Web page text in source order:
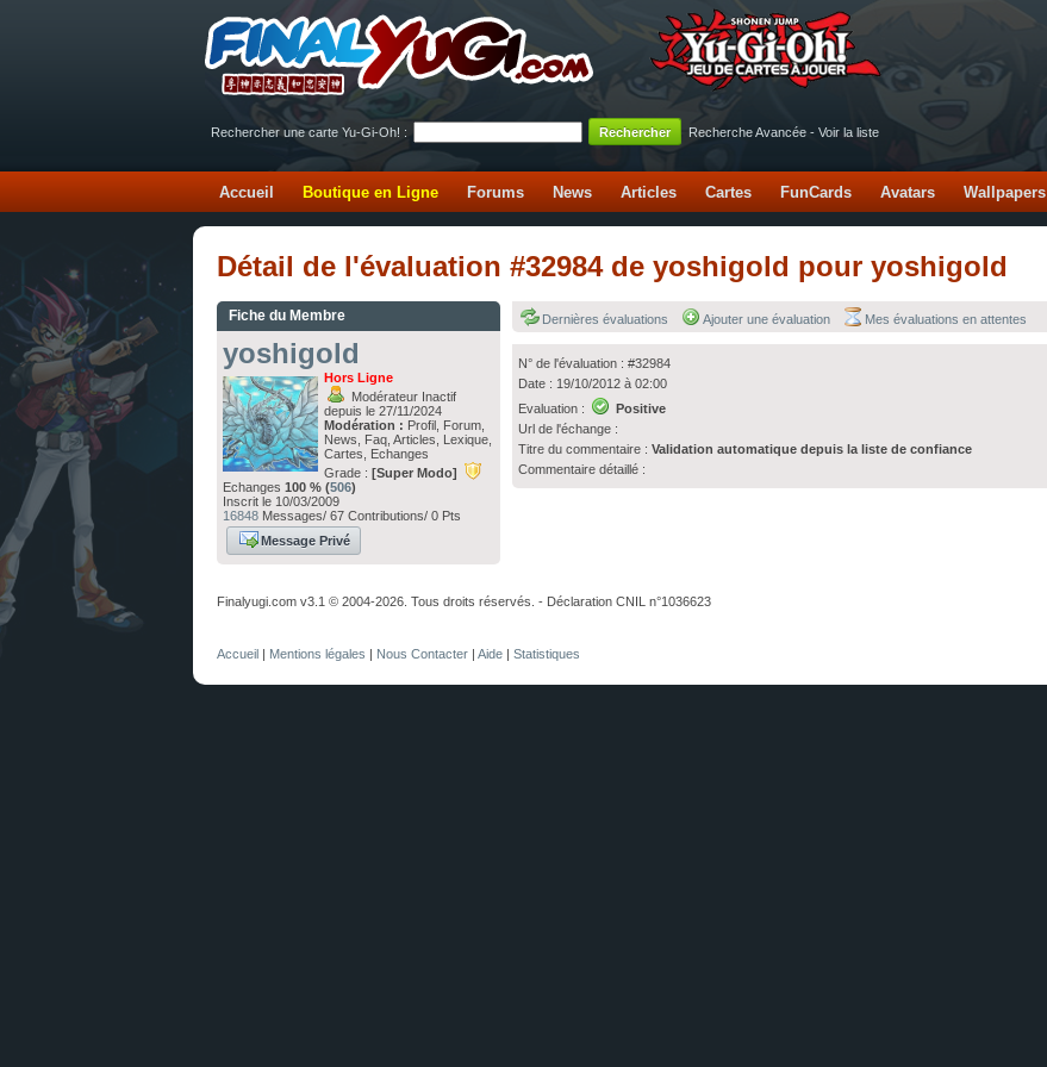
Rechercher une carte Yu-Gi-Oh! :
Recherche Avancée - Voir la liste
Accueil Boutique en Ligne Forums News Articles Cartes FunCards Avatars Wallpapers
Détail de l'évaluation #32984 de yoshigold pour yoshigold
Fiche du Membre
yoshigold
Hors Ligne
Modérateur Inactif
depuis le 27/11/2024
Modération : Profil, Forum,
News, Faq, Articles, Lexique,
Cartes, Echanges
Grade : [Super Modo]
Echanges 100 % (506)
Inscrit le 10/03/2009
16848 Messages/ 67 Contributions/ 0 Pts
Message Privé
Dernières évaluations Ajouter une évaluation Mes évaluations en attentes
N° de l'évaluation : #32984
Date : 19/10/2012 à 02:00
Evaluation :
Positive
Url de l'échange :
Titre du commentaire : Validation automatique depuis la liste de confiance
Commentaire détaillé :
Finalyugi.com v3.1 © 2004-2026. Tous droits réservés. - Déclaration CNIL n°1036623
Accueil | Mentions légales | Nous Contacter | Aide | Statistiques